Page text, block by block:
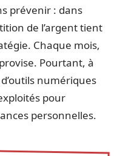
prévenir : dans
de l’argent tient
Chaque mois,
Pourtant, à
numériques
pour
personnelles.